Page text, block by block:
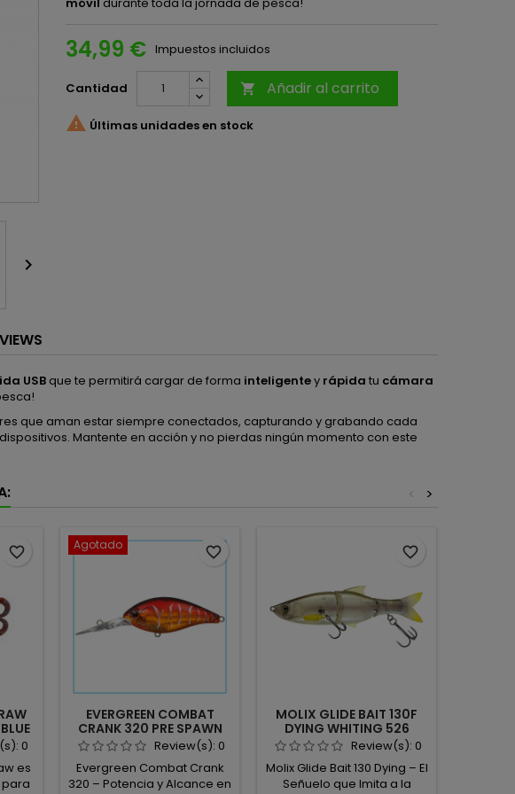

34,99 € Impuestos incluidos
Cantidad  Añadir al carrito
 Últimas unidades en stock
USB que te permitirá cargar de forma inteligentey rápida tu cámara
que aman estar siempre conectados, capturando y grabando cada
Mantente en acción y no pierdas ningún momento con este
>
<
0
es
favorite_border Agotado
EVERGREEN COMBAT
CRANK 320 PRE SPAWN
DYNAMITE 019
Review(s): 0
Evergreen Combat Crank
320 – Potencia y Alcance en
favorite_border
MOLIX GLIDE BAIT 130F
DYING WHITING 526
Review(s): 0
Molix Glide Bait 130 Dying – El
Señuelo que Imita a la
favorite_border